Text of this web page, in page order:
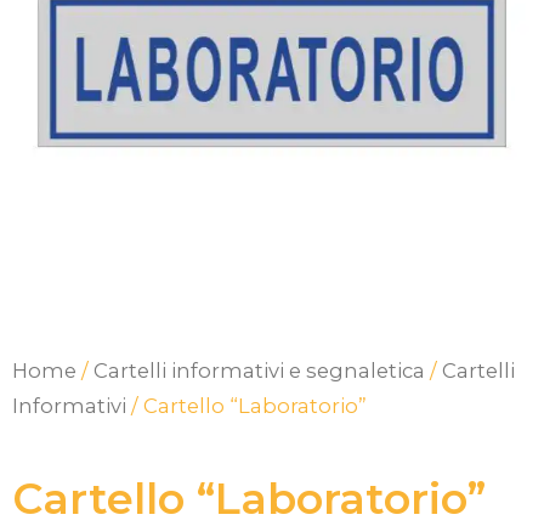
Home / Cartelli informativi e segnaletica / Cartelli
Informativi / Cartello “Laboratorio”
Cartello “Laboratorio”